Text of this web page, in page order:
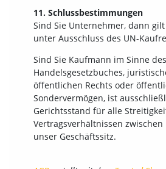
11. Schlussbestimmungen
Sind Sie Unternehmer, dann
unter Ausschluss des UN-
Sind Sie Kaufmann im Sinne des
Handelsgesetzbuches,
öffentlichen Rechts oder
Sondervermögen, ist
Gerichtsstand für alle
Vertragsverhältnissen
unser Geschäftssitz.